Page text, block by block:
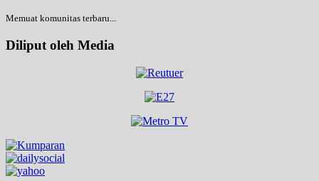
Memuat komunitas terbaru...
Diliput oleh Media